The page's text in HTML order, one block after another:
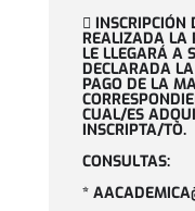

REALIZADA LA
LE LLEGARÁ A
DECLARADA
PAGO DE LA
CUAL/ES
INSCRIPTA/TO.
CONSULTAS:
*